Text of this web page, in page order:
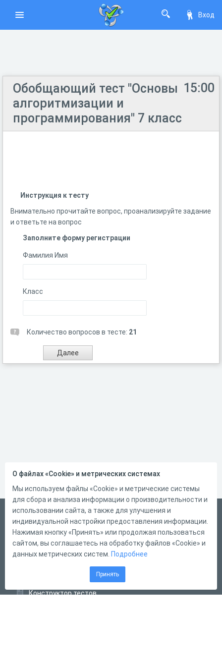
Вход
15:00
Обобщающий тест "Основы
алгоритмизации и
программирования" 7 класс
Инструкция к тесту
Внимательно прочитайте вопрос, проанализируйте задание
и ответьте на вопрос
Заполните форму регистрации
Фамилия Имя
Класс
Количество вопросов в тесте: 21
Русский
Справка
Форма обратной связи
Конструктор тестов
О файлах «Cookie» и метрических системах
Мы используем файлы «Cookie» и метрические системы
для сбора и анализа информации о производительности и
использовании сайта, а также для улучшения и
индивидуальной настройки предоставления информации.
Нажимая кнопку «Принять» или продолжая пользоваться
сайтом, вы соглашаетесь на обработку файлов «Cookie» и
данных метрических систем. Подробнее
Принять